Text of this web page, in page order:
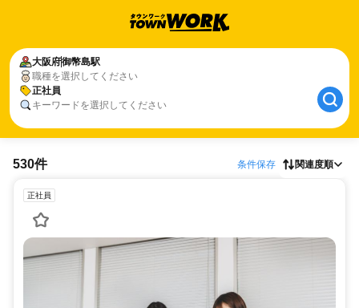
大阪府御幣島駅
職種を選択してください
正社員
キーワードを選択してください
530件 条件保存 関連度順
正社員